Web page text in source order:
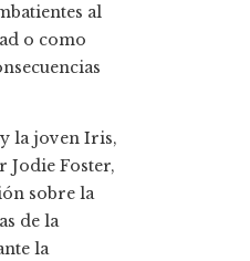
al
o como
la joven Iris,
Jodie Foster,
sobre la
de la
la